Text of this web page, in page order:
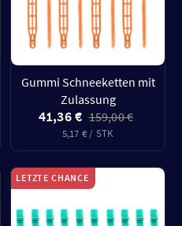
Gummi Schneeketten mit
Zulassung
41,36 € 159,00 €
5,17 € / STK
LETZTE CHANCE